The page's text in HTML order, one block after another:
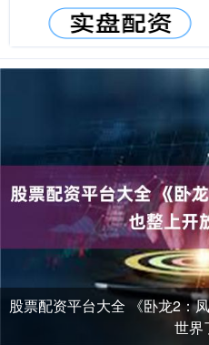
股票配资平台大全 《卧龙2：
世界